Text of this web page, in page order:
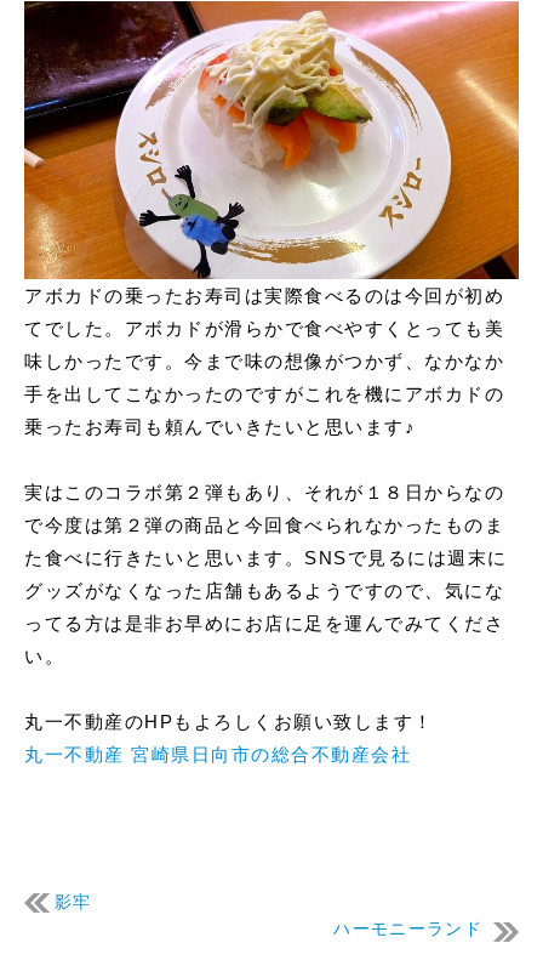
アボカドの乗ったお寿司は実際食べるのは今回が初め
てでした。アボカドが滑らかで食べやすくとっても美
味しかったです。今まで味の想像がつかず、なかなか
手を出してこなかったのですがこれを機にアボカドの
乗ったお寿司も頼んでいきたいと思います♪
実はこのコラボ第２弾もあり、それが１８日からなの
で今度は第２弾の商品と今回食べられなかったものま
た食べに行きたいと思います。SNSで見るには週末に
グッズがなくなった店舗もあるようですので、気にな
ってる方は是非お早めにお店に足を運んでみてくださ
い。
丸一不動産のHPもよろしくお願い致します！
丸一不動産 宮崎県日向市の総合不動産会社
影牢
ハーモニーランド